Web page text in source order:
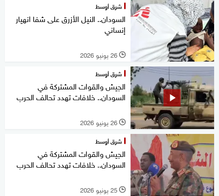
شرق أوسط
السودان.. النيل الأزرق على شفا انهيار
إنساني
l 26 يونيو 2026
شرق أوسط
الجيش والقوات المشتركة في
السودان.. خلافات تهدد تحالف الحرب
l 26 يونيو 2026
شرق أوسط
الجيش والقوات المشتركة في
السودان.. خلافات تهدد تحالف الحرب
l 25 يونيو 2026